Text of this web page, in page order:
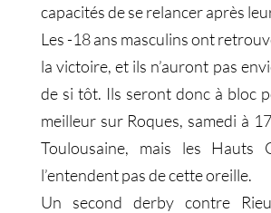
capacités de se relancer après
Les -18 ans masculins ont
la victoire, et ils n’auront pas
de si tôt. Ils seront donc à bloc
meilleur sur Roques, samedi à
Toulousaine, mais les Hauts
l’entendent pas de cette oreille.
Un second derby contre